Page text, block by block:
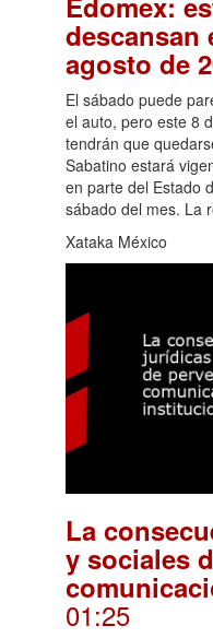
descansan
agosto de
El sábado puede
el auto, pero este 8
tendrán que
Sabatino estará
en parte del Estado
sábado del mes. La
Xataka México
La
y sociales
01:25